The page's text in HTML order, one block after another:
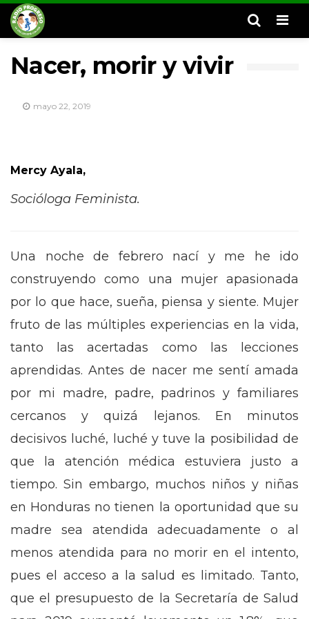
Nacer, morir y vivir
mayo 22, 2019
Mercy Ayala,
Socióloga Feminista.
Una noche de febrero nací y me he ido
construyendo como una mujer apasionada
por lo que hace, sueña, piensa y siente. Mujer
fruto de las múltiples experiencias en la vida,
tanto las acertadas como las lecciones
aprendidas. Antes de nacer me sentí amada
por mi madre, padre, padrinos y familiares
cercanos y quizá lejanos. En minutos
decisivos luché, luché y tuve la posibilidad de
que la atención médica estuviera justo a
tiempo. Sin embargo, muchos niños y niñas
en Honduras no tienen la oportunidad que su
madre sea atendida adecuadamente o al
menos atendida para no morir en el intento,
pues el acceso a la salud es limitado. Tanto,
que el presupuesto de la Secretaría de Salud